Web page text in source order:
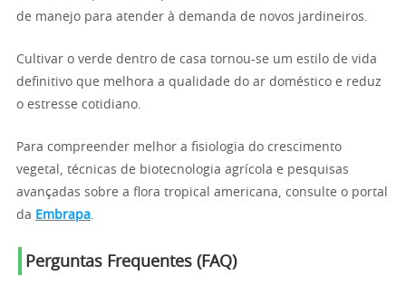
de manejo para atender à demanda de novos jardineiros.
Cultivar o verde dentro de casa tornou-se um estilo de vida
definitivo que melhora a qualidade do ar doméstico e reduz
o estresse cotidiano.
Para compreender melhor a fisiologia do crescimento
vegetal, técnicas de biotecnologia agrícola e pesquisas
avançadas sobre a flora tropical americana, consulte o portal
da Embrapa
Perguntas Frequentes (FAQ)